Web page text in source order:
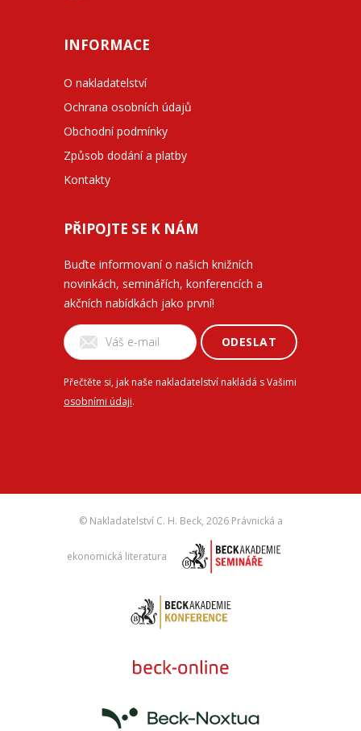
INFORMACE
O nakladatelství
Ochrana osobních údajů
Obchodní podmínky
Způsob dodání a platby
Kontakty
PŘIPOJTE SE K NÁM
Buďte informovaní o našich knižních
novinkách, seminářích, konferencích a
akčních nabídkách jako první!
ODESLAT
Přečtěte si, jak naše nakladatelství nakládá s Vašimi
osobními údaji.
© Nakladatelství C. H. Beck, 2026 Právnická a
ekonomická literatura